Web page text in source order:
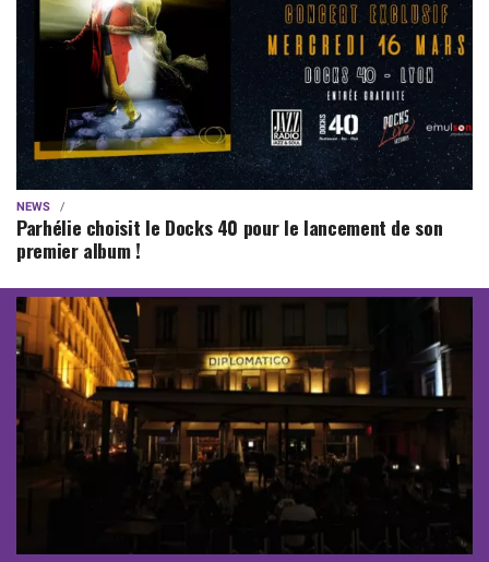
NEWS
Parhélie choisit le Docks 40 pour le lancement de son
premier album !